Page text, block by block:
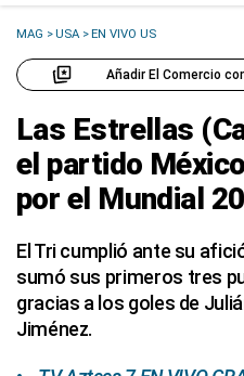
MAG >USA >EN VIVO US
Añadir El Comercio
Las Estrellas
el partido
por el Mundial
El Tri cumplió ante su
sumó sus primeros tres
gracias a los goles de
Jiménez.